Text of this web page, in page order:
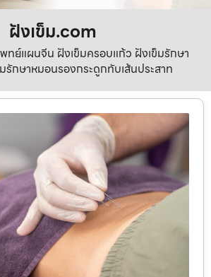
ฝังเข็ม.com
ทย์แผนจีน ฝังเข็มครอบแก้ว ฝังเข็มรักษา
รักษาหมอนรองกระดูกทับเส้นประสาท